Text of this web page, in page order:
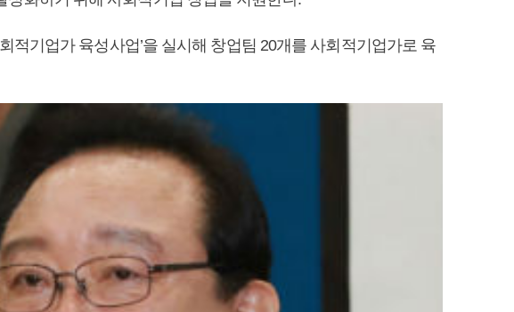
적기업가 육성사업’을 실시해 창업팀 20개를 사회적기업가로 육